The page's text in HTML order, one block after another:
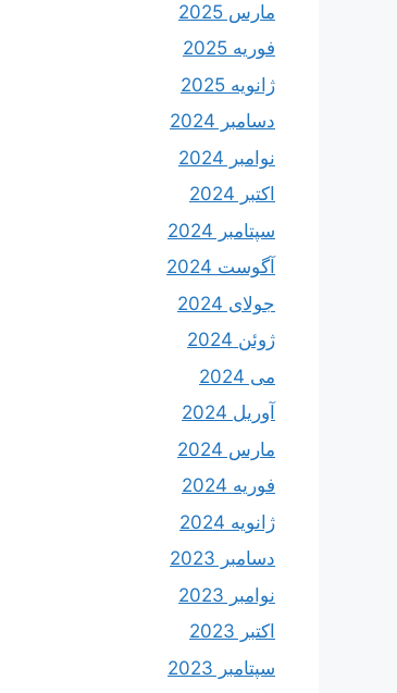
مارس 2025
فوریه 2025
ژانویه 2025
دسامبر 2024
نوامبر 2024
اکتبر 2024
سپتامبر 2024
آگوست 2024
جولای 2024
ژوئن 2024
می 2024
آوریل 2024
مارس 2024
فوریه 2024
ژانویه 2024
دسامبر 2023
نوامبر 2023
اکتبر 2023
سپتامبر 2023